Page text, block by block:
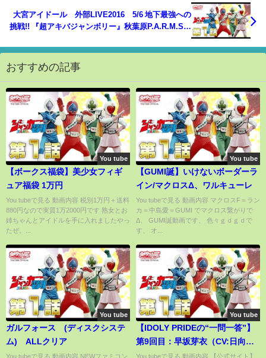
大宮アイドール 外部LIVE2016 5/6 地下最強への
挑戦!! 『超アキバジャンボリー』秋葉原P.A.R.M.S
おすすめの記事
You tube
【ボークス福袋】美少女フィギ
ュア福袋 1万円
You tubeで見る 動画内容 税別1万円＋送料
880円なので実質1万2000円です 熟女とお
姉ちゃんとアイドルを手に入れましたやっ
たぜ。...
You tube
【GUMI誕】いけないボーダーラ
イン/マクロスΔ、ワルキューレ
You tubeで見る 動画内容 マクロスF＝ラン
カ＝中島愛＝GUMI でマクロス繋がりで
Δ、 GUMI誕動画です、 色々ｇｄｇｄで
す、 オ...
You tube
ガルフォース (ディスクシステ
ム) ALLクリア
You tubeで見る 動画内容 NEWファミコン
You tube
【IDOLY PRIDEの“一問一答”】
第9回目：早坂芽衣（CV:日向も
か）「体動かしてるとどんどん
You tubeで見る 動画内容 【公式サイト】